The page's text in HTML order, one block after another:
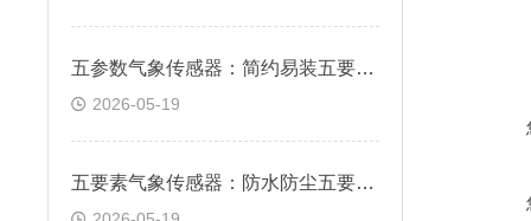
五参数气象传感器：简约易装五要素气象设备 快速布设省时省力
2026-05-19
五要素气象传感器：防水防尘五要素传感器 户外长期稳定作业